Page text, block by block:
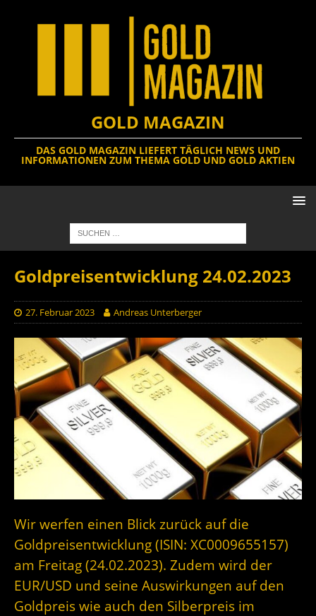
GOLD MAGAZIN
DAS GOLD MAGAZIN LIEFERT TÄGLICH NEWS UND
INFORMATIONEN ZUM THEMA GOLD UND GOLD AKTIEN
Goldpreisentwicklung 24.02.2023
27. Februar 2023 Andreas Unterberger
Wir werfen einen Blick zurück auf die
Goldpreisentwicklung (ISIN: XC0009655157)
am Freitag (24.02.2023). Zudem wird der
EUR/USD und seine Auswirkungen auf den
Goldpreis wie auch den Silberpreis im